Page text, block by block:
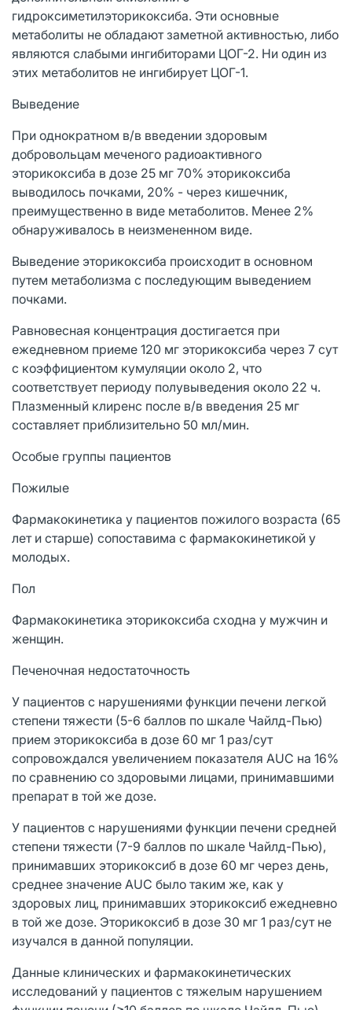
гидроксиметилэторикоксиба. Эти основные
метаболиты не обладают заметной активностью, либо
являются слабыми ингибиторами ЦОГ-2. Ни один из
этих метаболитов не ингибирует ЦОГ-1.
Выведение
При однократном в/в введении здоровым
добровольцам меченого радиоактивного
эторикоксиба в дозе 25 мг 70% эторикоксиба
выводилось почками, 20% - через кишечник,
преимущественно в виде метаболитов. Менее 2%
обнаруживалось в неизмененном виде.
Выведение эторикоксиба происходит в основном
путем метаболизма с последующим выведением
почками.
Равновесная концентрация достигается при
ежедневном приеме 120 мг эторикоксиба через 7 сут
с коэффициентом кумуляции около 2, что
соответствует периоду полувыведения около 22 ч.
Плазменный клиренс после в/в введения 25 мг
составляет приблизительно 50 мл/мин.
Особые группы пациентов
Пожилые
Фармакокинетика у пациентов пожилого возраста (65
лет и старше) сопоставима с фармакокинетикой у
молодых.
Пол
Фармакокинетика эторикоксиба сходна у мужчин и
женщин.
Печеночная недостаточность
У пациентов с нарушениями функции печени легкой
степени тяжести (5-6 баллов по шкале Чайлд-Пью)
прием эторикоксиба в дозе 60 мг 1 раз/сут
сопровождался увеличением показателя AUC на 16%
по сравнению со здоровыми лицами, принимавшими
препарат в той же дозе.
У пациентов с нарушениями функции печени средней
степени тяжести (7-9 баллов по шкале Чайлд-Пью),
принимавших эторикоксиб в дозе 60 мг через день,
среднее значение AUC было таким же, как у
здоровых лиц, принимавших эторикоксиб ежедневно
в той же дозе. Эторикоксиб в дозе 30 мг 1 раз/сут не
изучался в данной популяции.
Данные клинических и фармакокинетических
исследований у пациентов с тяжелым нарушением